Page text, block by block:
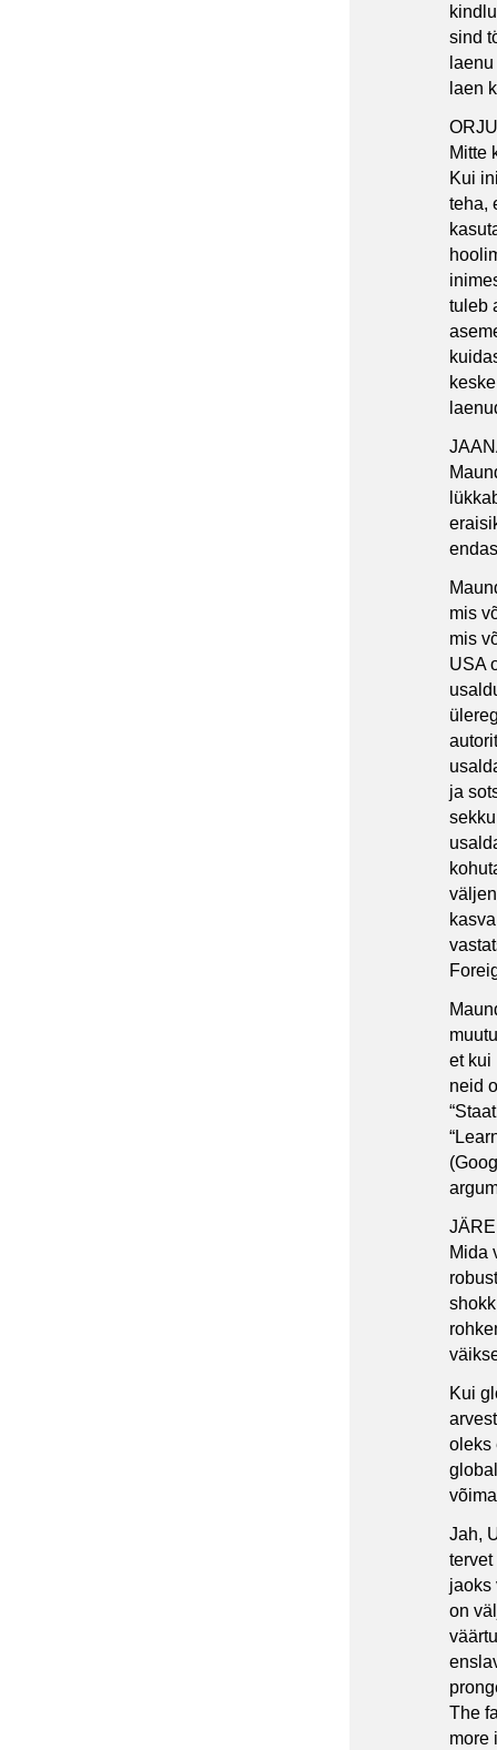
sind
laen
Mitte
Kui
teha,
tuleb
mis
mis
USA
ja
et kui
neid
Mida
Kui
oleks
Jah,
jaoks
on
The
more